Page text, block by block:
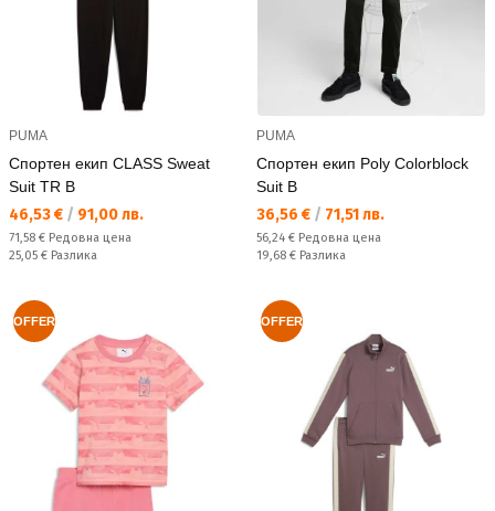
PUMA
Спортен екип CLASS Sweat
Suit TR B
Текуща цена:
46,53 € / 91,00 лв.
Редовна цена:
71,58 € Редовна цена
Спестявате:
25,05 € Разлика
PUMA
Спортен екип Poly Colorblock
Suit B
Текуща цена:
36,56 € / 71,51 лв.
Редовна цена:
56,24 € Редовна цена
Спестявате:
19,68 € Разлика
OFFER OFFER